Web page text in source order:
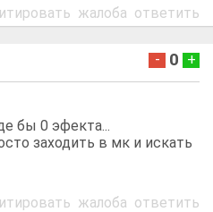
жалоба ответить
- 0 +
бы 0 эфекта...
заходить в мк и искать
жалоба ответить